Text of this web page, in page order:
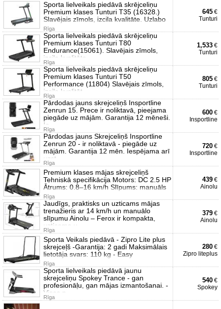
Sporta lielveikals piedāvā skrējceliņu
Premium klases Tunturi T35 (16328.)
Slavējais zīmols, izcila kvalitāte. Uzlabo
Rīga
645 €
Tunturi
Sporta lielveikals piedāvā skrējceliņu
Premium klases Tunturi T80
Endurance(15061). Slavējais zīmols,
izcila kvalitāte
Rīga
1,533 €
Tunturi
Sporta lielveikals piedāvā skrējceliņu
Premium klases Tunturi T50
Performance (11804) Slavējais zīmols,
izcila kvalitāt
Rīga
805 €
Tunturi
Pārdodas jauns skrejceliņš Insportline
Zenrun 15. Prece ir noliktavā, pieejama
piegāde uz mājām. Garantija 12 mēneši.
Ie
Rīga
600 €
Insportline
Pārdodas jauns Skrejceliņš Insportline
Zenrun 20 - ir noliktavā - piegāde uz
mājām. Garantija 12 mēn. Iespējama arī
uzst
Rīga
720 €
Insportline
Premium klases mājas skrejceliņš
Tehniskā specifikācija Motors: DC 2.5 HP
Ātrums: 0.8–16 km/h Slīpums: manuāls
Rīga
439 €
Ainolu
Jaudīgs, praktisks un uzticams mājas
trenažieris ar 14 km/h un manuālo
slīpumu Ainolu – Ferox ir kompakta,
uzticama u
Rīga
379 €
Ainolu
Sporta Veikals piedāvā - Zipro Lite plus
skrejceļš -Garantija: 2 gadi Maksimālais
lietotāja svars: 110 kg - Easy
Rīga
280 €
Zipro liteplus
Sporta lielveikals piedāvā jaunu
skrejceliņu Spokey Trance - gan
profesionāļu, gan mājas izmantošanai. -
Visas p
Rīga
540 €
Spokey